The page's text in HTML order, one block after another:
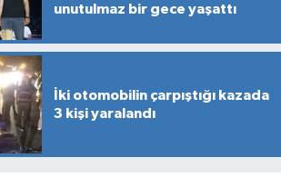
unutulmaz bir gece yaşattı
İki otomobilin çarpıştığı kazada
3 kişi yaralandı